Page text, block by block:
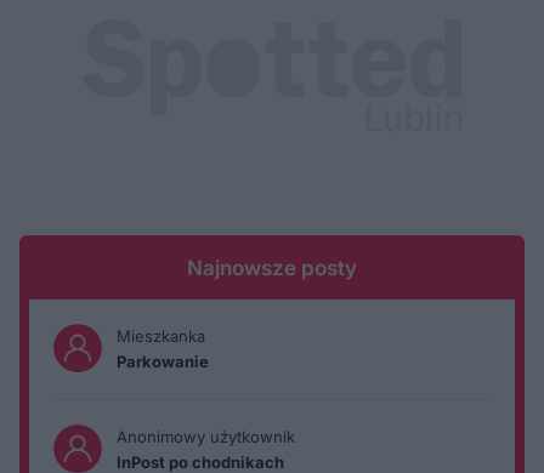
Najnowsze posty
Mieszkanka
Parkowanie
Anonimowy użytkownik
InPost po chodnikach